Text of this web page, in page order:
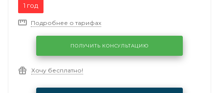
1 год
Подробнее о тарифах
ПОЛУЧИТЬ КОНСУЛЬТАЦИЮ
Хочу бесплатно!